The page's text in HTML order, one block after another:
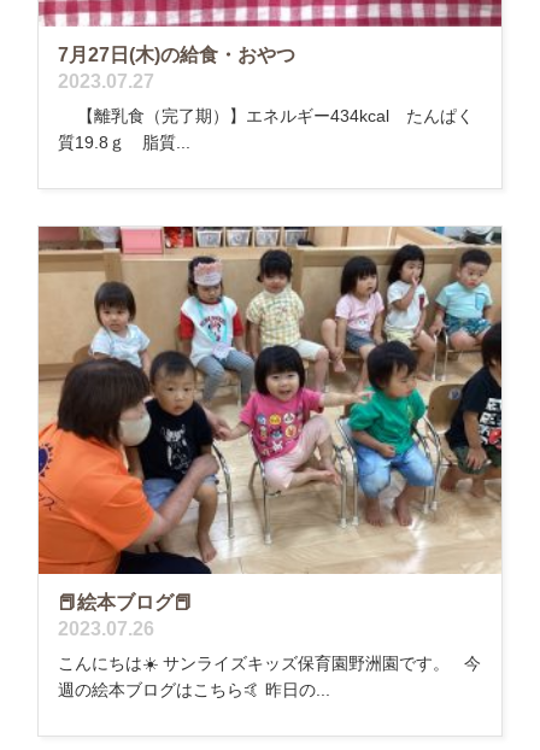
7月27日(木)の給食・おやつ
2023.07.27
【離乳食（完了期）】エネルギー434kcal たんぱく
質19.8ｇ 脂質...
📕絵本ブログ📕
2023.07.26
こんにちは☀️ サンライズキッズ保育園野洲園です。 今
週の絵本ブログはこちら🤙 昨日の...